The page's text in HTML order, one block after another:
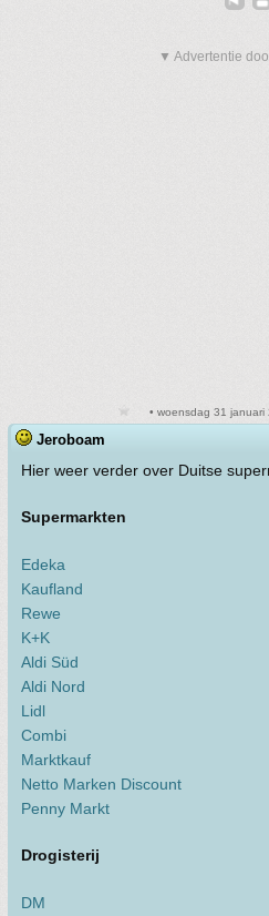
▼ Advertentie
• woensdag 31 januari
Jeroboam
Hier weer verder over Duitse
Supermarkten
Edeka
Kaufland
Rewe
K+K
Aldi Süd
Aldi Nord
Lidl
Combi
Marktkauf
Netto Marken Discount
Penny Markt
Drogisterij
DM